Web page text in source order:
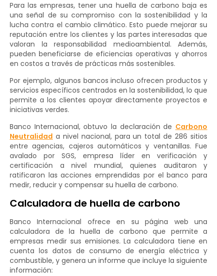
Para las empresas, tener una huella de carbono baja es
una señal de su compromiso con la sostenibilidad y la
lucha contra el cambio climático. Esto puede mejorar su
reputación entre los clientes y las partes interesadas que
valoran la responsabilidad medioambiental. Además,
pueden beneficiarse de eficiencias operativas y ahorros
en costos a través de prácticas más sostenibles.
Por ejemplo, algunos bancos incluso ofrecen productos y
servicios específicos centrados en la sostenibilidad, lo que
permite a los clientes apoyar directamente proyectos e
iniciativas verdes.
Banco Internacional, obtuvo la declaración de Carbono
Neutralidad a nivel nacional, para un total de 286 sitios
entre agencias, cajeros automáticos y ventanillas. Fue
avalado por SGS, empresa líder en verificación y
certificación a nivel mundial, quienes auditaron y
ratificaron las acciones emprendidas por el banco para
medir, reducir y compensar su huella de carbono.
Calculadora de huella de carbono
Banco Internacional ofrece en su página web una
calculadora de la huella de carbono que permite a
empresas medir sus emisiones. La calculadora tiene en
cuenta los datos de consumo de energía eléctrica y
combustible, y genera un informe que incluye la siguiente
información: